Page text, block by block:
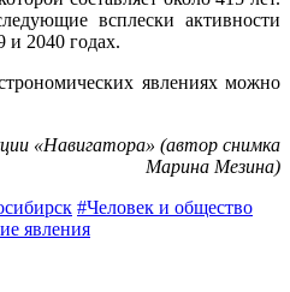
всплески активности
2040 годах.
явлениях можно
«Навигатора» (автор снимка
Марина Мезина)
#Человек и общество
явления